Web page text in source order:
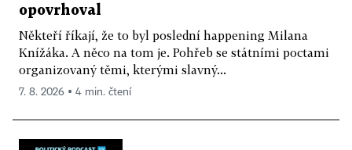
opovrhoval
Někteří říkají, že to byl poslední happening Milana
Knížáka. A něco na tom je. Pohřeb se státními poctami
organizovaný těmi, kterými slavný...
7. 8. 2026 ▪ 4 min. čtení